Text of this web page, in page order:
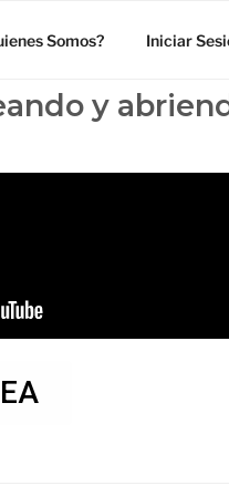
Somos? Iniciar
y